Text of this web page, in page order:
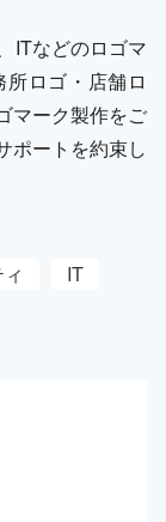
ITなどのロゴマ
ロゴ・店舗ロ
マーク製作をご
ポートを約束し
IT